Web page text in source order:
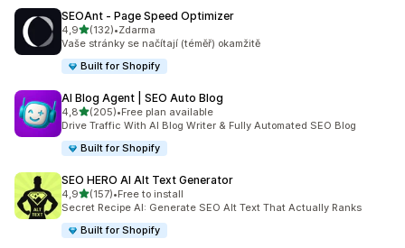
SEOAnt ‑ Page Speed Optimizer
4,9z 5 hvězd
(132)
Celkový počet recenzí: 132
•Zdarma
Vaše stránky se načítají (téměř) okamžitě
Built for Shopify
AI Blog Agent | SEO Auto Blog
4,8z 5 hvězd
(205)
Celkový počet recenzí: 205
•Free plan available
Drive Traffic With AI Blog Writer & Fully Automated SEO Blog
Built for Shopify
SEO HERO AI Alt Text Generator
4,9z 5 hvězd
(157)
Celkový počet recenzí: 157
•Free to install
Secret Recipe AI: Generate SEO Alt Text That Actually Ranks
Built for Shopify